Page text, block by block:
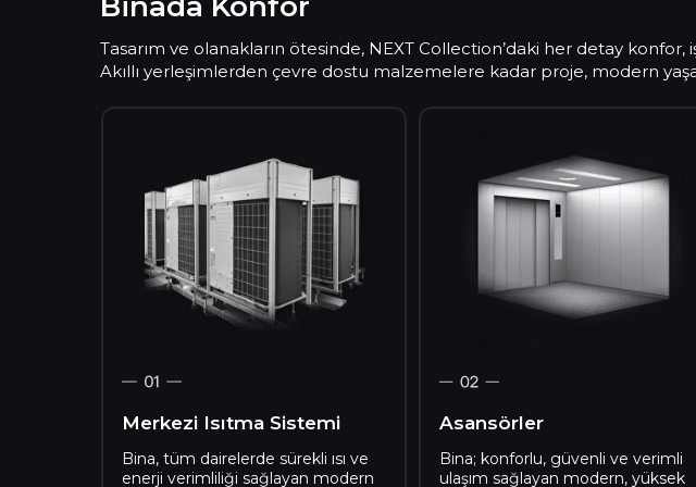
MILYONDAN
Tasarım ve olanakların ötesinde, NEXT Collection’daki her detay
Akıllı yerleşimlerden çevre dostu malzemelere kadar proje, modern
Bina; konforlu, güvenli ve verimli
ulaşım sağlayan modern, yüksek
Asansörler
Bina, tüm dairelerde sürekli ısı ve
enerji verimliliği sağlayan modern
Merkezi Isıtma Sistemi
NEXT PROPERTY; gerçek zamanlı rezervasyon yönetimi,
kolay çevrimiçi ödemeler dahil etkileyici özellikler sunar.